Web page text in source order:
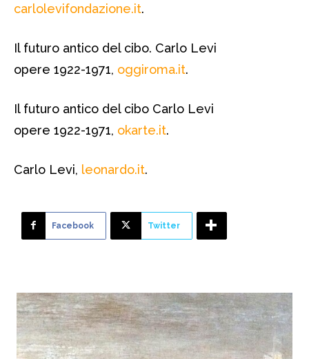
carlolevifondazione.it.
Il futuro antico del cibo. Carlo Levi
opere 1922-1971, oggiroma.it.
Il futuro antico del cibo Carlo Levi
opere 1922-1971, okarte.it.
Carlo Levi, leonardo.it.
Facebook Twitter